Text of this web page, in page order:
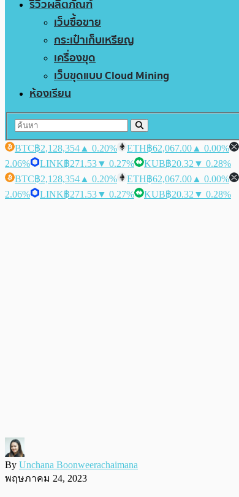
รีวิวผลิตภัณฑ์
เว็บซื้อขาย
กระเป๋าเก็บเหรียญ
เครื่องขุด
เว็บขุดแบบ Cloud Mining
ห้องเรียน
BTC฿2,128,354 ▲ 0.20% ETH฿62,067.00 ▲ 0.00%
2.06%
LINK฿271.53▼ 0.27% KUB฿20.32 ▼ 0.28%
BTC฿2,128,354 ▲ 0.20% ETH฿62,067.00 ▲ 0.00%
2.06%
LINK฿271.53▼ 0.27% KUB฿20.32 ▼ 0.28%
By Unchana Boonweerachaimana
พฤษภาคม 24, 2023